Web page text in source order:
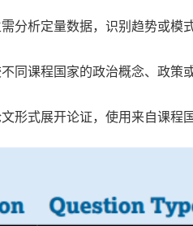
分析定量数据，识别趋势或模
同课程国家的政治概念、政策
形式展开论证，使用来自课程